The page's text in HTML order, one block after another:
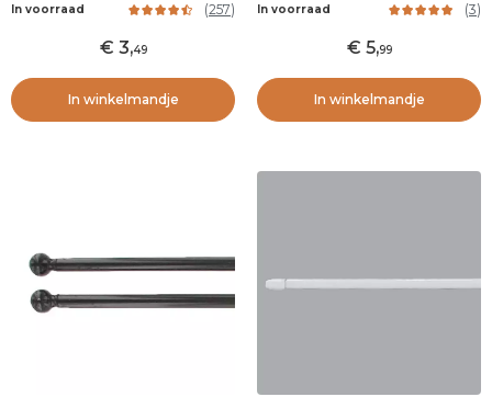
In voorraad (257)
3,49
In winkelmandje
mat
In voorraad (3)
5,99
In winkelmandje